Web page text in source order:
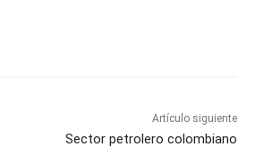
Artículo siguiente
Sector petrolero colombiano